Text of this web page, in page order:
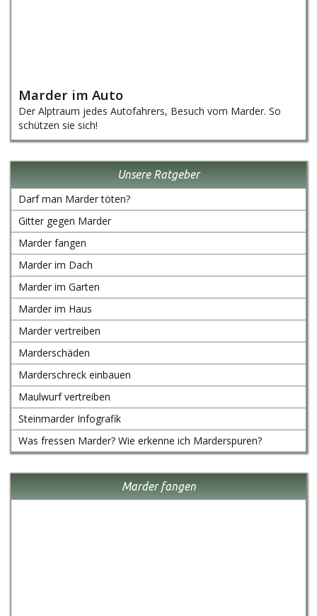
Marder im Auto
Der Alptraum jedes Autofahrers, Besuch vom Marder. So
schützen sie sich!
Unsere Ratgeber
Darf man Marder töten?
Gitter gegen Marder
Marder fangen
Marder im Dach
Marder im Garten
Marder im Haus
Marder vertreiben
Marderschäden
Marderschreck einbauen
Maulwurf vertreiben
Steinmarder Infografik
Was fressen Marder? Wie erkenne ich Marderspuren?
Marder fangen